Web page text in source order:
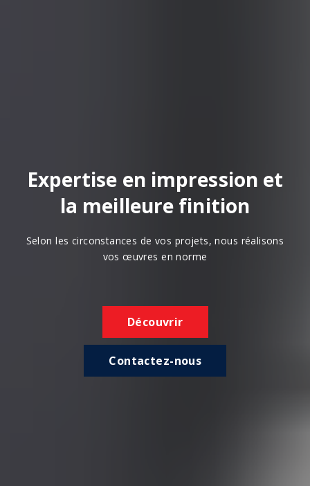
Expertise en impression et
la meilleure finition
Selon les circonstances de vos projets, nous réalisons
vos œuvres en norme
Découvrir
Contactez-nous